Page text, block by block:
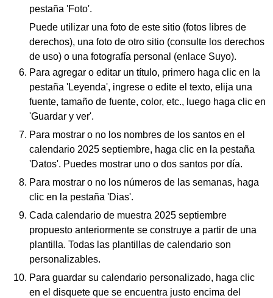
pestaña 'Foto'.
Puede utilizar una foto de este sitio (fotos libres de
derechos), una foto de otro sitio (consulte los derechos
de uso) o una fotografía personal (enlace Suyo).
Para agregar o editar un título, primero haga clic en la
pestaña 'Leyenda', ingrese o edite el texto, elija una
fuente, tamaño de fuente, color, etc., luego haga clic en
'Guardar y ver'.
Para mostrar o no los nombres de los santos en el
calendario 2025 septiembre, haga clic en la pestaña
'Datos'. Puedes mostrar uno o dos santos por día.
Para mostrar o no los números de las semanas, haga
clic en la pestaña 'Dias'.
Cada calendario de muestra 2025 septiembre
propuesto anteriormente se construye a partir de una
plantilla. Todas las plantillas de calendario son
personalizables.
Para guardar su calendario personalizado, haga clic
en el disquete que se encuentra justo encima del